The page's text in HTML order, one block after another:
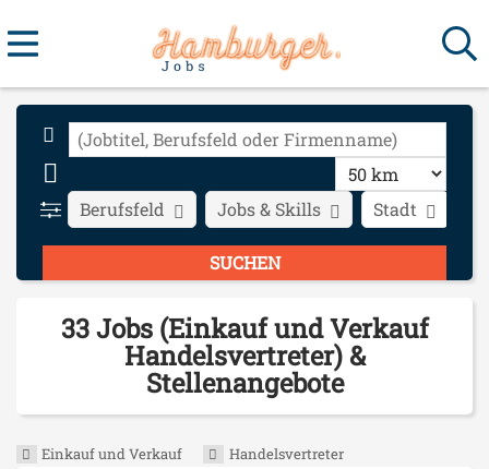
Stadt
Berufsfeld Jobs & Skills
33 Jobs (Einkauf und Verkauf
Handelsvertreter) &
Stellenangebote
Einkauf und Verkauf Handelsvertreter